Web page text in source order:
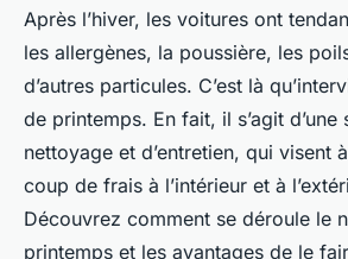
Nettoyage de
rafraîchir votre
d'un aspirateur
nouvelle saison
eloi•21 janvier 2024•3 min de lecture
Après l’hiver, les voitures ont
les allergènes, la poussière, les
d’autres particules. C’est là
de printemps. En fait, il s’agit
nettoyage et d’entretien, qui visent
coup de frais à l’intérieur et à
Découvrez comment se déroule le
printemps et les avantages de le